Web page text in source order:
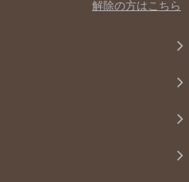
解除の方はこちら